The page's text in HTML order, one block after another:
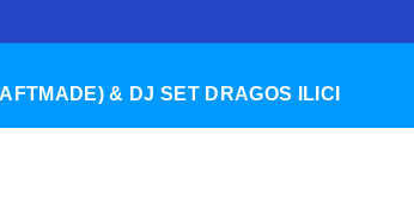
& DJ SET DRAGOS ILICI